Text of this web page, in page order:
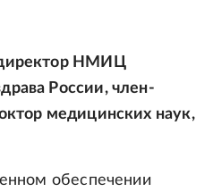
НМИЦ
России, член-
медицинских наук,
обеспечении